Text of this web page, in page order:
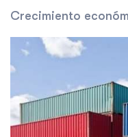
Crecimiento